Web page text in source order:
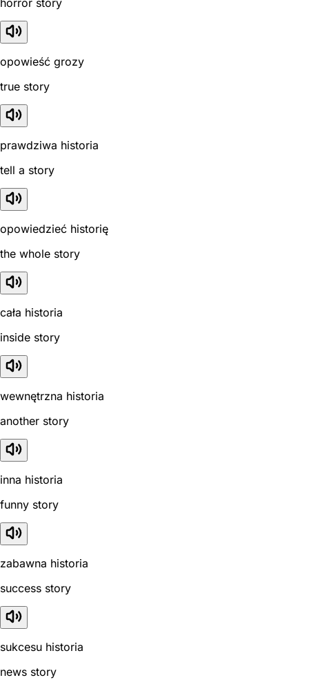
horror story
opowieść grozy
true story
prawdziwa historia
tell a story
opowiedzieć historię
the whole story
cała historia
inside story
wewnętrzna historia
another story
inna historia
funny story
zabawna historia
success story
sukcesu historia
news story